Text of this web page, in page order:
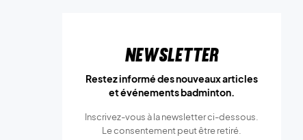
Newsletter
Restez informé des nouveaux articles
et événements badminton.
Inscrivez-vous à la newsletter ci-dessous.
Le consentement peut être retiré.